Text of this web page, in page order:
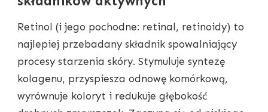
Retinol (i jego pochodne: retinal, retinoidy) to
najlepiej przebadany składnik spowalniający
procesy starzenia skóry. Stymuluje syntezę
kolagenu, przyspiesza odnowę komórkową,
wyrównuje koloryt i redukuje głębokość